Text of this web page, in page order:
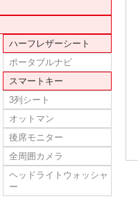
ハーフレザーシート
ポータブルナビ
スマートキー
3列シート
オットマン
後席モニター
全周囲カメラ
ヘッドライトウォッシャ
ー